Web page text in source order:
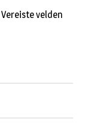
Vereiste velden